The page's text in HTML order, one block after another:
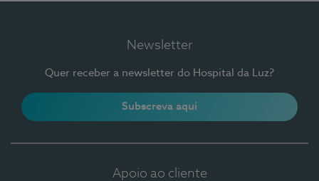
Newsletter
Quer receber a newsletter do Hospital da Luz?
Subscreva aqui
Apoio ao cliente